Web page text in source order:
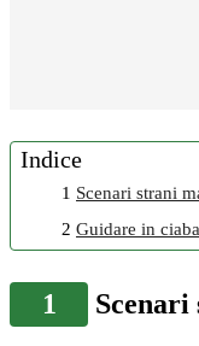
Indice
1 Scenari strani
2 Guidare in
1